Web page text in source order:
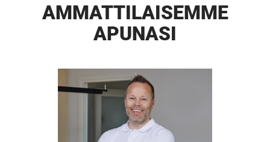
AMMATTI­LAISEMME
APUNASI